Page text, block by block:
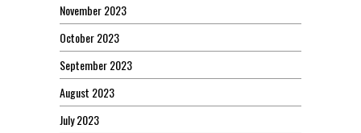
November 2023
October 2023
September 2023
August 2023
July 2023